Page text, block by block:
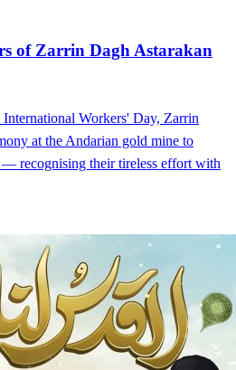
of Zarrin Dagh Astarakan
Workers' Day, Zarrin
at the Andarian gold mine to
recognising their tireless effort with